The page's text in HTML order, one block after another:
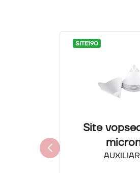
Site vopsea,
SITE190